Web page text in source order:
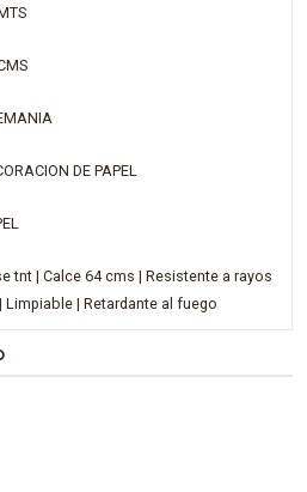
DE PAPEL
tnt | Calce 64 cms | Resistente a rayos
Limpiable | Retardante al fuego